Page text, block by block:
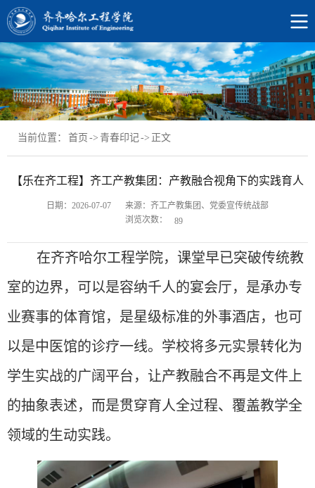
当前位置： 首页 -> 青春印记-> 正文
【乐在齐工程】齐工产教集团：产教融合视角下的实践育人
日期：2026-07-07
来源：齐工产教集团、党委宣传统战部
浏览次数：
89
在齐齐哈尔工程学院，课堂早已突破传统教
室的边界，可以是容纳千人的宴会厅，是承办专
业赛事的体育馆，是星级标准的外事酒店，也可
以是中医馆的诊疗一线。学校将多元实景转化为
学生实战的广阔平台，让产教融合不再是文件上
的抽象表述，而是贯穿育人全过程、覆盖教学全
领域的生动实践。